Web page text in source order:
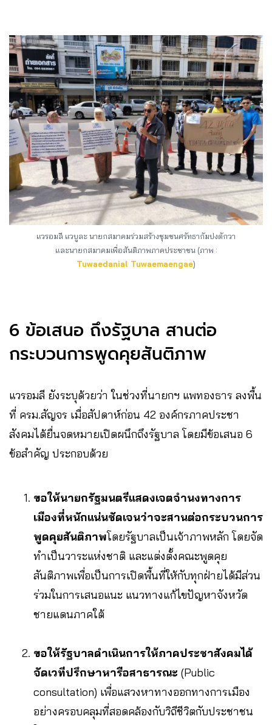
แวรอมลี แวบูละ นายกสมาคมร่วมสร้างชุมชนศรัทธากัมปงตักวา
และนายกสมาคมเพื่อสันติภาพภาคประชาชน (ภาพ :
Tuwaedanial Tuwaemaengae)
6 ข้อเสนอ ถึงรัฐบาล สานต่อ
กระบวนการพูดคุยสันติภาพ
แวรอมลี ยังระบุด้วยว่า ในช่วงที่นายกฯ แพทองธาร ลงพื้น
ที่ ครม.สัญจร เมื่อสัปดาห์ก่อน 42 องค์กรภาคประชา
สังคมได้ยื่นจดหมายเปิดผนึกถึงรัฐบาล โดยมีข้อเสนอ 6
ข้อสำคัญ ประกอบด้วย
ขอให้นายกรัฐมนตรีแสดงเจตจำนงทางการ
เมืองที่หนักแน่นชัดเจนว่าจะสานต่อกระบวนการ
พูดคุยสันติภาพโดยรัฐบาลเป็นเจ้าภาพหลัก โดยจัด
ทำเป็นวาระแห่งชาติ และแต่งตั้งคณะพูดคุย
สันติภาพเพื่อเป็นการเปิดพื้นที่ให้กับทุกฝ่ายได้มีส่วน
ร่วมในการเสนอแนะ แนวทางแก้ไขปัญหาจังหวัด
ชายแดนภาคใต้
ขอให้รัฐบาลดำเนินการให้ภาคประชาสังคมได้
จัดเวทีปรึกษาหารือสาธารณะ (Public
consultation) เพื่อแสวงหาทางออกทางการเมือง
อย่างครอบคลุมที่สอดคล้องกับวิถีชีวิตกับประชาชน